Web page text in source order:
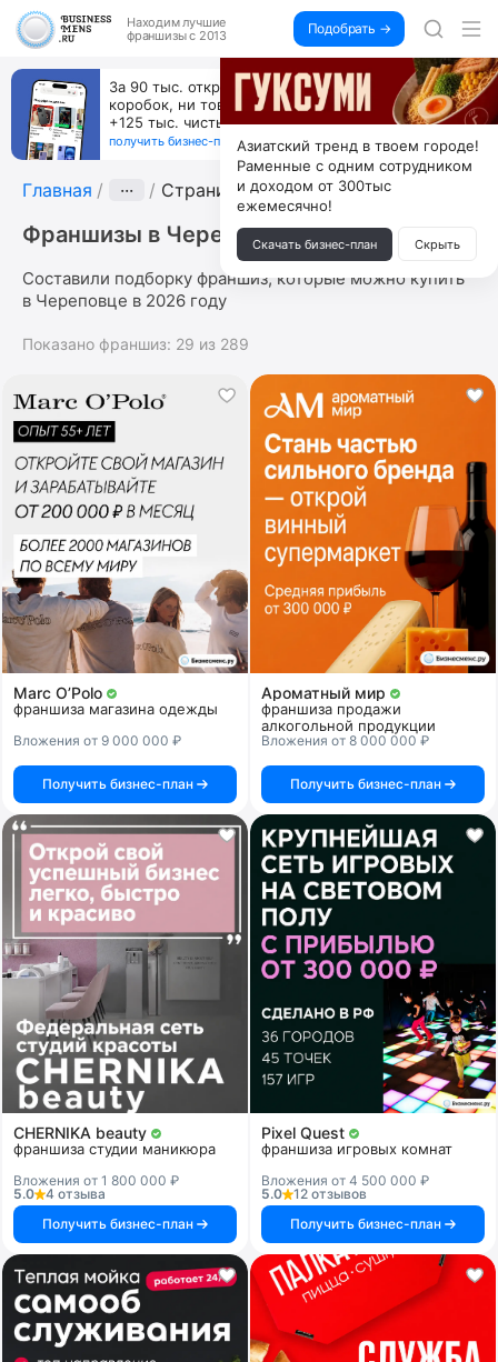
Находим лучшие
франшизы с 2013
Подобрать →
За 90 тыс. открой магазин на Авито, дома ни
коробок, ни товара, ни склада, зато каждый месяц
+125 тыс. чистыми
получить бизнес-план ↓
Главная ··· Страница 3
Франшизы в Череповце
Составили подборку франшиз, которые можно купить
в Череповце в 2026 году
Показано франшиз: 29 из 289
Marc O’Polo
франшиза магазина одежды
Вложения от 9 000 000 ₽
Получить бизнес-план
Ароматный мир
франшиза продажи
алкогольной продукции
Вложения от 8 000 000 ₽
Получить бизнес-план
CHERNIKA beauty
франшиза студии маникюра
Вложения от 1 800 000 ₽
5.0
4 отзыва
Получить бизнес-план
Pixel Quest
франшиза игровых комнат
Вложения от 4 500 000 ₽
5.0
12 отзывов
Получить бизнес-план
Азиатский тренд в твоем городе!
Раменные с одним сотрудником
и доходом от 300тыс
ежемесячно!
Скачать бизнес-план Скрыть